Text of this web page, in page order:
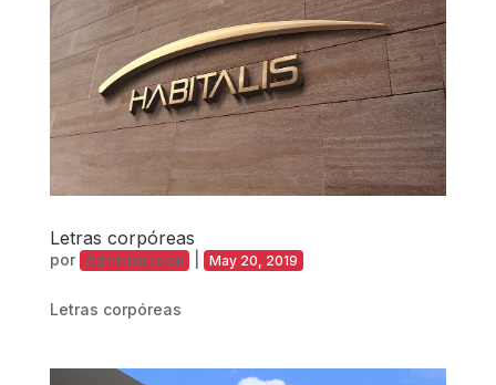
Letras corpóreas
por Administracion | May 20, 2019
Letras corpóreas